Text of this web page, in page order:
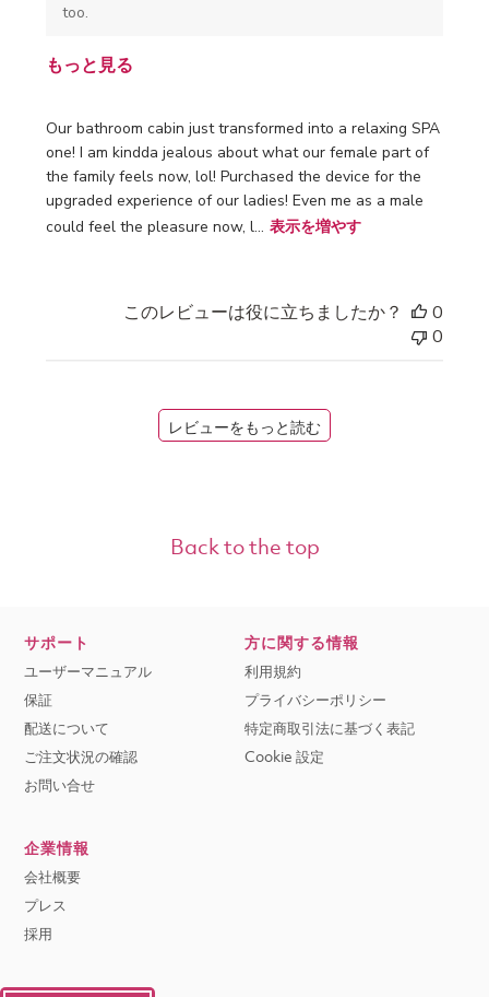
Our bathroom cabin just transformed into a relaxing SPA
one! I am kindda jealous about what our female part of
the family feels now, lol! Purchased the device for the
upgraded experience of our ladies! Even me as a male
could feel the pleasure now, l... 表示を増やす
too.
もっと見る
このレビューは役に立ちましたか？
0
0
レビューをもっと読む
Back to the top
サポート
ユーザーマニュアル
保証
配送について
ご注文状況の確認
お問い合せ
方に関する情報
利用規約
プライバシーポリシー
特定商取引法に基づく表記
Cookie 設定
企業情報
会社概要
プレス
採用